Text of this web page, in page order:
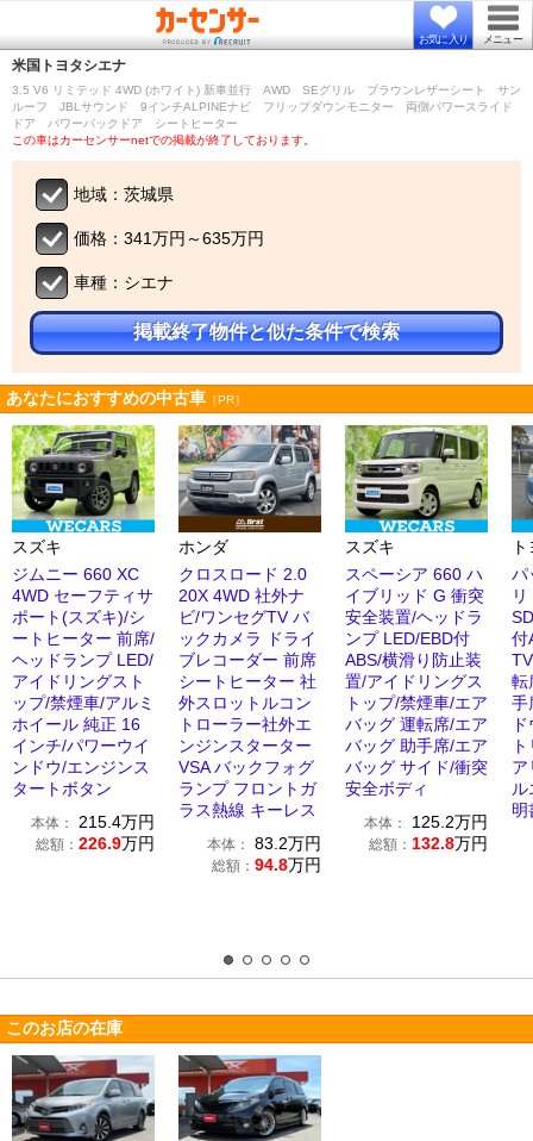
お気に入り メニュー
米国トヨタシエナ
3.5 V6 リミテッド 4WD (ホワイト) 新車並行 AWD SEグリル ブラウンレザーシート サン
ルーフ JBLサウンド 9インチALPINEナビ フリップダウンモニター 両側パワースライド
ドア パワーバックドア シートヒーター
この車はカーセンサーnetでの掲載が終了しております。
地域：茨城県
価格：341万円～635万円
車種：シエナ
掲載終了物件と似た条件で検索
あなたにおすすめの中古車 ［PR］
スズキ
ジムニー 660 XC
4WD セーフティサ
ポート(スズキ)/シ
ートヒーター 前席/
ヘッドランプ LED/
アイドリングスト
ップ/禁煙車/アルミ
ホイール 純正 16
インチ/パワーウイ
ンドウ/エンジンス
タートボタン
本体： 215.4万円
総額： 226.9万円
ホンダ
クロスロード 2.0
20X 4WD 社外ナ
ビ/ワンセグTV バ
ックカメラ ドライ
ブレコーダー 前席
シートヒーター 社
外スロットルコン
トローラー社外エ
ンジンスターター
VSA バックフォグ
ランプ フロントガ
ラス熱線 キーレス
本体： 83.2万円
総額： 94.8万円
スズキ
スペーシア 660 ハ
イブリッド G 衝突
安全装置/ヘッドラ
ンプ LED/EBD付
ABS/横滑り防止装
置/アイドリングス
トップ/禁煙車/エア
バッグ 運転席/エア
バッグ 助手席/エア
バッグ サイド/衝突
安全ボディ
本体： 125.2万円
総額： 132.8万円
パ
付
転
手
ア
明
このお店の在庫